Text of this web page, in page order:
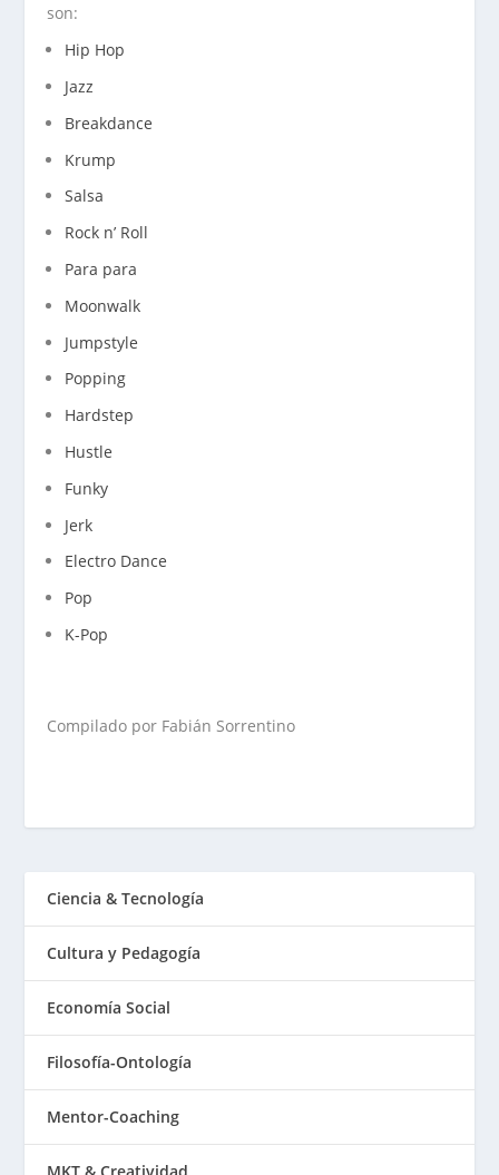
son:
Hip Hop
Jazz
Breakdance
Krump
Salsa
Rock n’ Roll
Para para
Moonwalk
Jumpstyle
Popping
Hardstep
Hustle
Funky
Jerk
Electro Dance
Pop
K-Pop
Compilado por Fabián Sorrentino
Ciencia & Tecnología
Cultura y Pedagogía
Economía Social
Filosofía-Ontología
Mentor-Coaching